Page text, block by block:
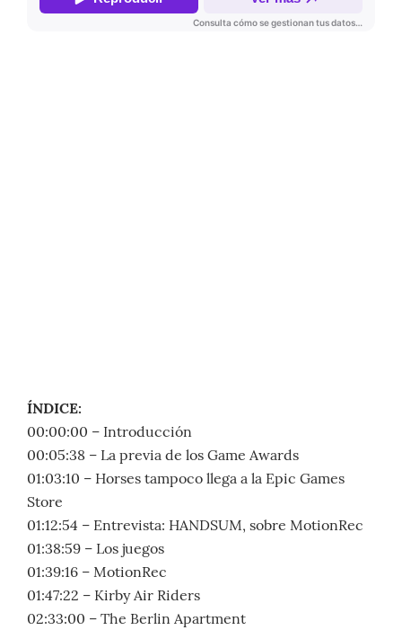
ÍNDICE:
00:00:00 – Introducción
00:05:38 – La previa de los Game Awards
01:03:10 – Horses tampoco llega a la Epic Games
Store
01:12:54 – Entrevista: HANDSUM, sobre MotionRec
01:38:59 – Los juegos
01:39:16 – MotionRec
01:47:22 – Kirby Air Riders
02:33:00 – The Berlin Apartment